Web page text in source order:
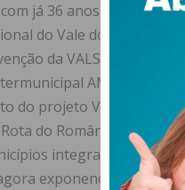
já 36 anos de
do Vale do Sousa, e
da VALSOUSA,
AMBISOUSA.
do projeto Vale do
do Românico, a
integrantes do
exponenciada pela